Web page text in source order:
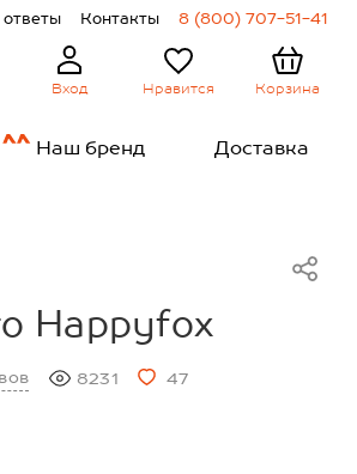
Контакты 8 (800) 707-51-41
Вход Нравится Корзина
Наш бренд Доставка
Happyfox
8231 47